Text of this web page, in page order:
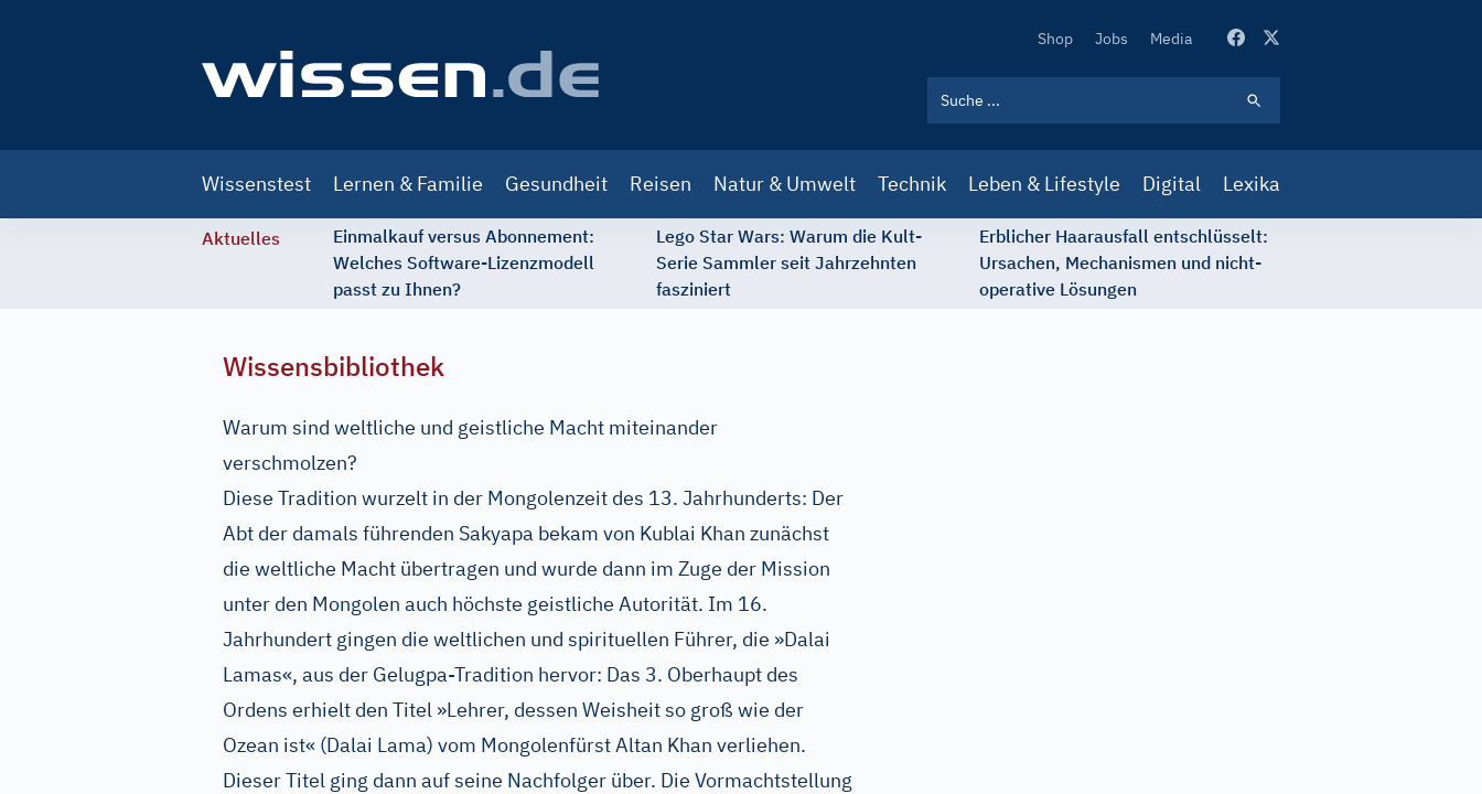
Secondary
Shop Jobs Media
navigation
Wissenstest Lernen & Familie Gesundheit Reisen Natur & Umwelt Technik Leben & Lifestyle Digital Lexika
Aktuelles
Einmalkauf versus Abonnement:
Welches Software-Lizenzmodell
passt zu Ihnen?
Lego Star Wars: Warum die Kult-
Serie Sammler seit Jahrzehnten
fasziniert
Erblicher Haarausfall entschlüsselt:
Ursachen, Mechanismen und nicht-
operative Lösungen
Wissensbibliothek
Warum sind weltliche und geistliche Macht miteinander
verschmolzen?
Diese Tradition wurzelt in der Mongolenzeit des 13. Jahrhunderts: Der
Abt der damals führenden Sakyapa bekam von Kublai Khan zunächst
die weltliche Macht übertragen und wurde dann im Zuge der Mission
unter den Mongolen auch höchste geistliche Autorität. Im 16.
Jahrhundert gingen die weltlichen und spirituellen Führer, die »Dalai
Lamas«, aus der Gelugpa-Tradition hervor: Das 3. Oberhaupt des
Ordens erhielt den Titel »Lehrer, dessen Weisheit so groß wie der
Ozean ist« (Dalai Lama) vom Mongolenfürst Altan Khan verliehen.
Dieser Titel ging dann auf seine Nachfolger über. Die Vormachtstellung